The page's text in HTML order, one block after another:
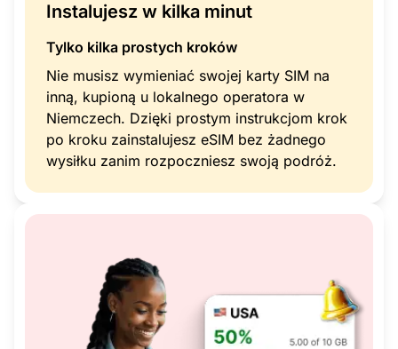
Instalujesz w kilka minut
Tylko kilka prostych kroków
Nie musisz wymieniać swojej karty SIM na
inną, kupioną u lokalnego operatora w
Niemczech. Dzięki prostym instrukcjom krok
po kroku zainstalujesz eSIM bez żadnego
wysiłku zanim rozpoczniesz swoją podróż.